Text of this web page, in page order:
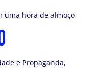
uma hora de almoço
e Propaganda,